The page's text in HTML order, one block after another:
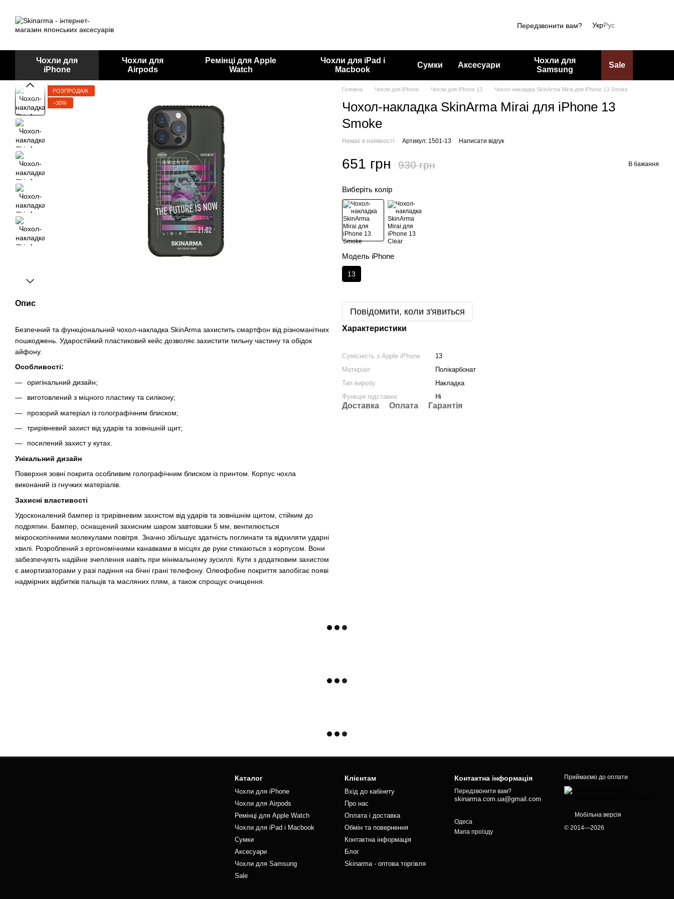
Передзвонити вам? УкрРус
Чохли для
iPhone
Чохли для
Airpods
Ремінці для Apple
Watch
Чохли для iPad і
Macbook
Сумки Аксесуари
Чохли для
Samsung
Sale
РОЗПРОДАЖ
−30%
Опис
Безпечний та функціональний чохол-накладка SkinArma захистить смартфон від різноманітних
пошкоджень. Ударостійкий пластиковий кейс дозволяє захистити тильну частину та обідок
айфону.
Особливості:
оригінальний дизайн;
виготовлений з міцного пластику та силікону;
прозорий матеріал із голографічним блиском;
трирівневий захист від ударів та зовнішній щит;
посилений захист у кутах.
Унікальний дизайн
Поверхня зовні покрита особливим голографічним блиском із принтом. Корпус чохла
виконаний із гнучких матеріалів.
Захисні властивості
Удосконалений бампер із трирівневим захистом від ударів та зовнішнім щитом, стійким до
подряпин. Бампер, оснащений захисним шаром завтовшки 5 мм, вентилюється
мікроскопічними молекулами повітря. Значно збільшує здатність поглинати та відхиляти ударні
хвилі. Розроблений з ергономічними канавками в місцях де руки стикаються з корпусом. Вони
забезпечують надійне зчеплення навіть при мінімальному зусиллі. Кути з додатковим захистом
є амортизаторами у разі падіння на бічні грані телефону. Олеофобне покриття запобігає появі
надмірних відбитків пальців та масляних плям, а також спрощує очищення.
Головна Чохли для iPhone Чохли для iPhone 13 Чохол-накладка SkinArma Mirai для iPhone 13 Smoke
Чохол-накладка SkinArma Mirai для iPhone 13
Smoke
Немає в наявності Артикул: 1501-13 Написати відгук
651 грн 930 грн В бажання
Виберіть колір
Модель iPhone
13
Повідомити, коли з'явиться
Характеристики
Сумісність з Apple iPhone
13
Матеріал
Полікарбонат
Тип виробу
Накладка
Функція підставки
Ні
Доставка Оплата Гарантія
Каталог
Чохли для iPhone
Чохли для Airpods
Ремінці для Apple Watch
Чохли для iPad і Macbook
Сумки
Аксесуари
Чохли для Samsung
Sale
Клієнтам
Вхід до кабінету
Про нас
Оплата і доставка
Обмін та повернення
Контактна інформація
Блог
Skinarma - оптова торгівля
Контактна інформація
Передзвонити вам?
skinarma.com.ua@gmail.com
Одеса
Мапа проїзду
Приймаємо до оплати
Мобільна версія
© 2014—2026